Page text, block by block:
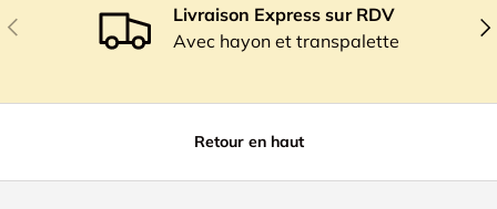
Précédent
Livraison Express sur RDV
Avec hayon et transpalette
Retour en haut